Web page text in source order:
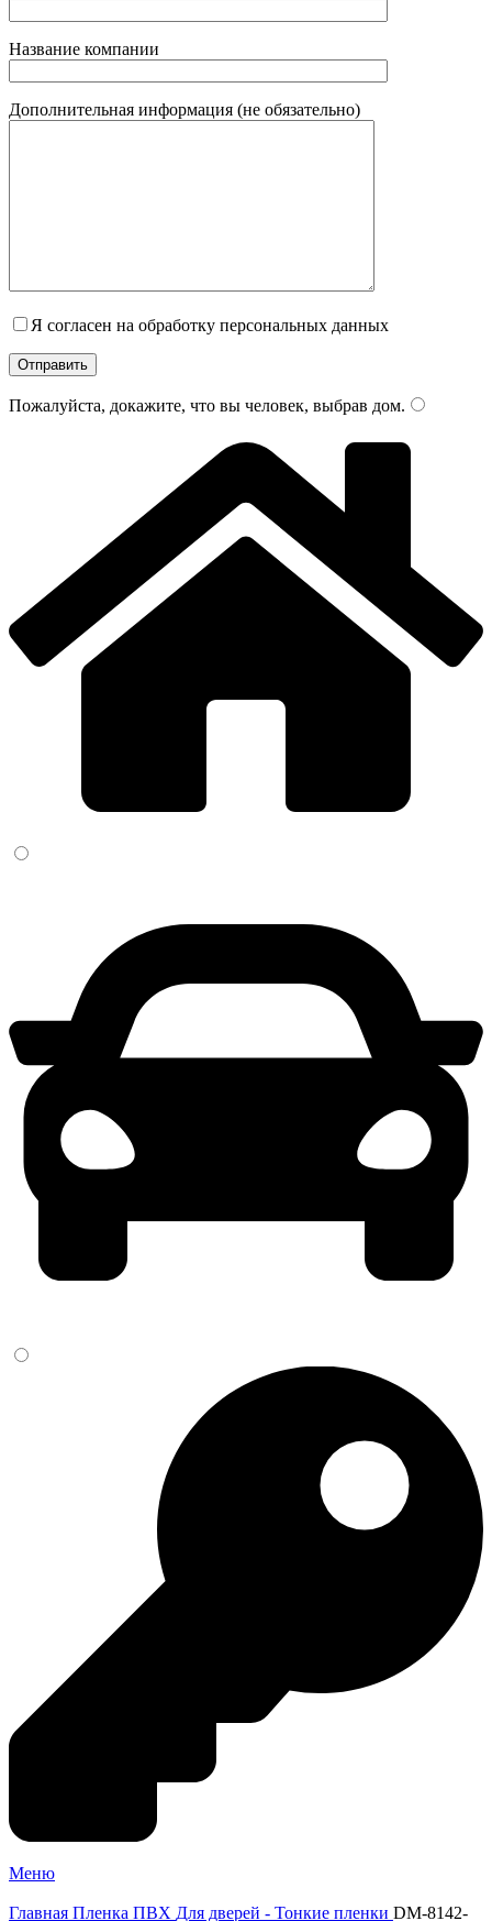
Название компании
Дополнительная информация (не обязательно)
Я согласен на обработку персональных данных
Пожалуйста, докажите, что вы человек, выбрав дом.
Меню
Главная Пленка ПВХ Для дверей - Тонкие пленки DM-8142-